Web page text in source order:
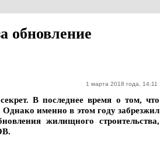
обновление
1 марта 2018 года, 14:11
В последнее время о том, что
именно в этом году забрезжил
жилищного строительства,